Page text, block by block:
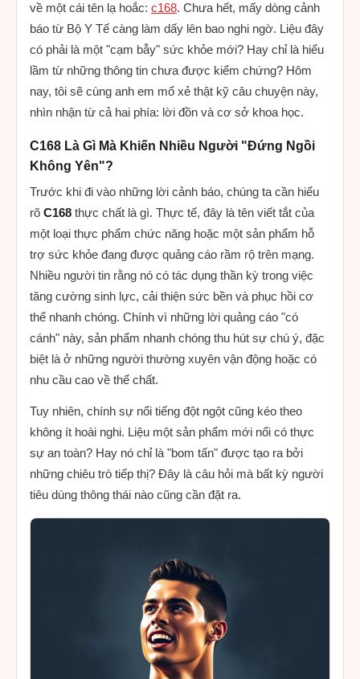
về một cái tên lạ hoắc: c168. Chưa hết, mấy dòng cảnh
báo từ Bộ Y Tế càng làm dấy lên bao nghi ngờ. Liệu đây
có phải là một "cạm bẫy" sức khỏe mới? Hay chỉ là hiểu
lầm từ những thông tin chưa được kiểm chứng? Hôm
nay, tôi sẽ cùng anh em mổ xẻ thật kỹ câu chuyện này,
nhìn nhận từ cả hai phía: lời đồn và cơ sở khoa học.
C168 Là Gì Mà Khiến Nhiều Người "Đứng Ngồi
Không Yên"?
Trước khi đi vào những lời cảnh báo, chúng ta cần hiểu
rõ C168 thực chất là gì. Thực tế, đây là tên viết tắt của
một loại thực phẩm chức năng hoặc một sản phẩm hỗ
trợ sức khỏe đang được quảng cáo rầm rộ trên mạng.
Nhiều người tin rằng nó có tác dụng thần kỳ trong việc
tăng cường sinh lực, cải thiện sức bền và phục hồi cơ
thể nhanh chóng. Chính vì những lời quảng cáo "có
cánh" này, sản phẩm nhanh chóng thu hút sự chú ý, đặc
biệt là ở những người thường xuyên vận động hoặc có
nhu cầu cao về thể chất.
Tuy nhiên, chính sự nổi tiếng đột ngột cũng kéo theo
không ít hoài nghi. Liệu một sản phẩm mới nổi có thực
sự an toàn? Hay nó chỉ là "bom tấn" được tạo ra bởi
những chiêu trò tiếp thị? Đây là câu hỏi mà bất kỳ người
tiêu dùng thông thái nào cũng cần đặt ra.